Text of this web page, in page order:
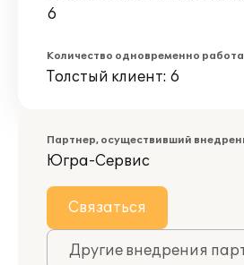
6
Количество одновременно
Толстый клиент: 6
Партнер, осуществивший
Югра-Сервис
Связаться
Другие внедрения